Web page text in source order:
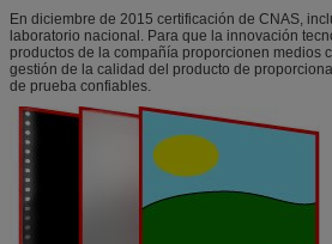
En diciembre de 2015 certificación de CNAS,
laboratorio nacional. Para que la innovación
productos de la compañía proporcionen medios
gestión de la calidad del producto de
de prueba confiables.